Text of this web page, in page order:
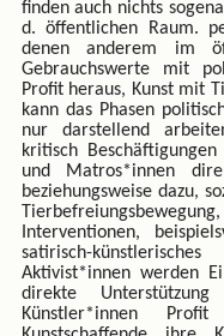
finden auch nichts
d. öffentlichen Raum.
denen anderem im
Gebrauchswerte mit
Profit heraus, Kunst mit
kann das Phasen
nur darstellend
kritisch Beschäftigungen
und Matros*innen
beziehungsweise dazu,
Interventionen,
satirisch-
Aktivist*innen werden
direkte
Künstler*innen